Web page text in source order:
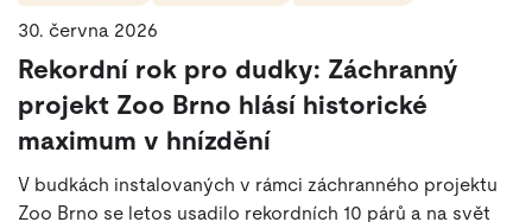
30. června 2026
Rekordní rok pro dudky: Záchranný
projekt Zoo Brno hlásí historické
maximum v hnízdění
V budkách instalovaných v rámci záchranného projektu
Zoo Brno se letos usadilo rekordních 10 párů a na svět